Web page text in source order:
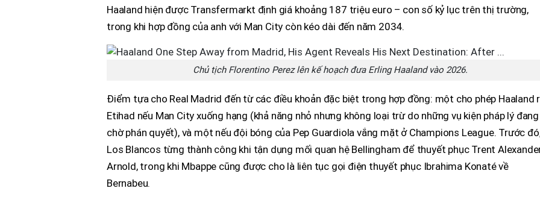
Haaland hiện được Transfermarkt định giá khoảng 187 triệu euro – con số kỷ lục trên thị trường,
trong khi hợp đồng của anh với Man City còn kéo dài đến năm 2034.
Chủ tịch Florentino Perez lên kế hoạch đưa Erling Haaland vào 2026.
Điểm tựa cho Real Madrid đến từ các điều khoản đặc biệt trong hợp đồng: một cho phép Haaland
Etihad nếu Man City xuống hạng (khả năng nhỏ nhưng không loại trừ do những vụ kiện pháp lý đang
chờ phán quyết), và một nếu đội bóng của Pep Guardiola vắng mặt ở Champions League. Trước
Los Blancos từng thành công khi tận dụng mối quan hệ Bellingham để thuyết phục Trent
Arnold, trong khi Mbappe cũng được cho là liên tục gọi điện thuyết phục Ibrahima Konaté về
Bernabeu.